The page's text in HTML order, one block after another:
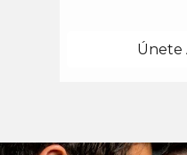
Únete